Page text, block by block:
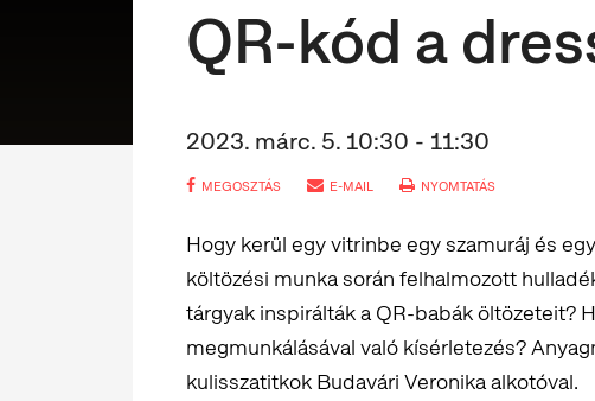
QR-kód a
2023. márc. 5. 10:30 - 11:30
MEGOSZTÁS E-MAIL NYOMTATÁS
Hogy kerül egy vitrinbe egy szamuráj és
költözési munka során felhalmozott
tárgyak inspirálták a QR-babák öltözeteit?
megmunkálásával való kísérletezés?
kulisszatitkok Budavári Veronika alkotóval.